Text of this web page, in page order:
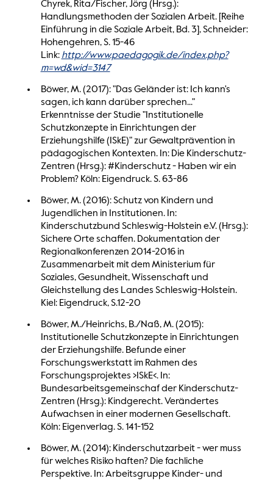
Chyrek, Rita/Fischer, Jörg (Hrsg.):
Handlungsmethoden der Sozialen Arbeit. [Reihe
Einführung in die Soziale Arbeit, Bd. 3], Schneider:
Hohengehren, S. 15-46
Link: http://www.paedagogik.de/index.php?
m=wd&wid=3147
Böwer, M. (2017): "Das Geländer ist: Ich kann's
sagen, ich kann darüber sprechen..."
Erkenntnisse der Studie "Institutionelle
Schutzkonzepte in Einrichtungen der
Erziehungshilfe (ISkE)" zur Gewaltprävention in
pädagogischen Kontexten. In: Die Kinderschutz-
Zentren (Hrsg.): #Kinderschutz - Haben wir ein
Problem? Köln: Eigendruck. S. 63-86
Böwer, M. (2016): Schutz von Kindern und
Jugendlichen in Institutionen. In:
Kinderschutzbund Schleswig-Holstein e.V. (Hrsg.):
Sichere Orte schaffen. Dokumentation der
Regionalkonferenzen 2014-2016 in
Zusammenarbeit mit dem Ministerium für
Soziales, Gesundheit, Wissenschaft und
Gleichstellung des Landes Schleswig-Holstein.
Kiel: Eigendruck, S.12-20
Böwer, M./Heinrichs, B./Naß, M. (2015):
Institutionelle Schutzkonzepte in Einrichtungen
der Erziehungshilfe. Befunde einer
Forschungswerkstatt im Rahmen des
Forschungsprojektes >ISkE<. In:
Bundesarbeitsgemeinschaf der Kinderschutz-
Zentren (Hrsg.): Kindgerecht. Verändertes
Aufwachsen in einer modernen Gesellschaft.
Köln: Eigenverlag. S. 141-152
Böwer, M. (2014): Kinderschutzarbeit - wer muss
für welches Risiko haften? Die fachliche
Perspektive. In: Arbeitsgruppe Kinder- und